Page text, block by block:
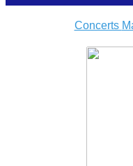
Concerts